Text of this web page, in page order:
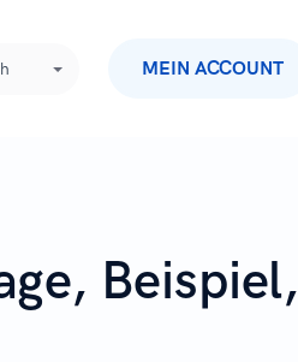
MEIN ACCOUNT
Beispiel,